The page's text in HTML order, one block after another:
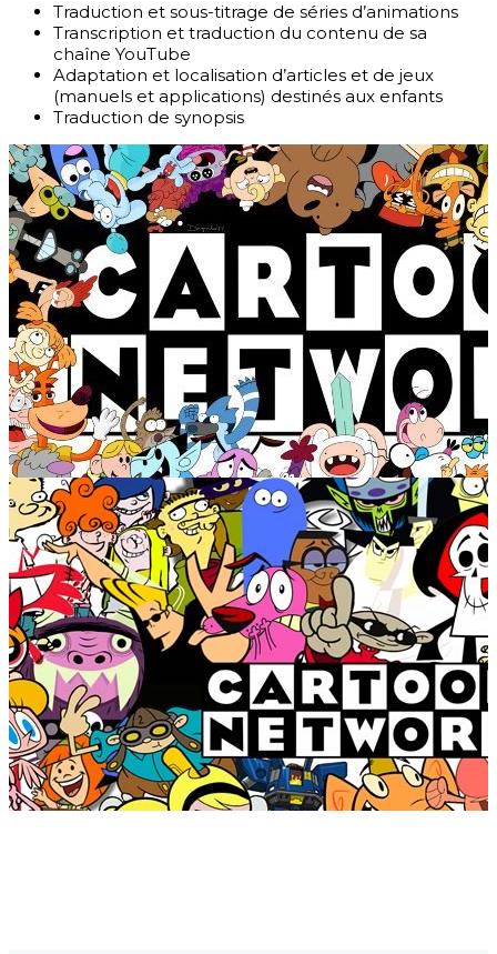
Traduction et sous-titrage de séries d’animations
Transcription et traduction du contenu de sa
chaîne YouTube
Adaptation et localisation d’articles et de jeux
(manuels et applications) destinés aux enfants
Traduction de synopsis